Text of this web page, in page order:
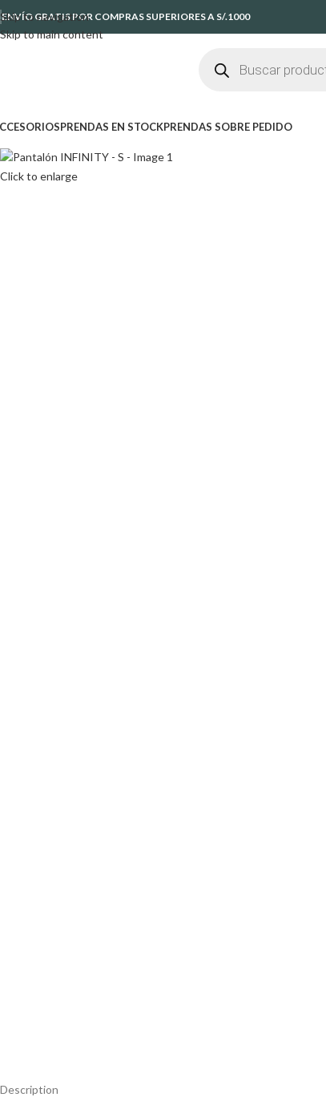
Skip to navigation
Skip to main content
ENVÍO GRATIS POR COMPRAS SUPERIORES A S/.1000
PRENDAS EN STOCKPRENDAS SOBRE PEDIDO
Click to enlarge
Description